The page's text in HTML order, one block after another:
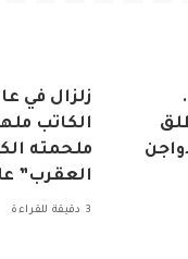
زلزال في
الكاتب
ملحمته
العقرب”
3 دقيقة للقراءة